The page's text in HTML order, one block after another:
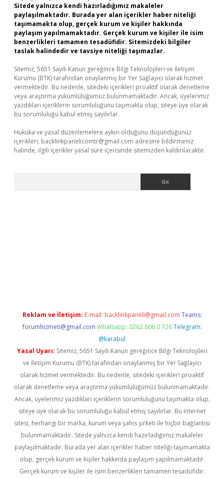
Sitede yalnızca kendi hazırladığımız makaleler
paylaşılmaktadır. Burada yer alan içerikler haber niteliği
taşımamakta olup, gerçek kurum ve kişiler hakkında
paylaşım yapılmamaktadır. Gerçek kurum ve kişiler ile isim
benzerlikleri tamamen tesadüfidir. Sitemizdeki bilgiler
taslak halindedir ve tavsiye niteliği taşımazlar.
Sitemiz, 5651 Sayılı Kanun gereğince Bilgi Teknolojileri ve İletişim
Kurumu (BTK) tarafından onaylanmış bir Yer Sağlayıcı olarak hizmet
vermektedir. Bu nedenle, sitedeki içerikleri proaktif olarak denetleme
veya araştırma yükümlülüğümüz bulunmamaktadır. Ancak, üyelerimiz
yazdıkları içeriklerin sorumluluğunu taşımakta olup, siteye üye olarak
bu sorumluluğu kabul etmiş sayılırlar.
Hukuka ve yasal düzenlemelere aykırı olduğunu düşündüğünüz
içerikleri, backlinkpanelicomtr@gmail.com adresine bildirmeniz
halinde, ilgili içerikler yasal süre içerisinde sitemizden kaldırılacaktır.
Reklam ve İletişim: E-mail: backlinkpaneli@gmail.com Teams:
forumhizmeti@gmail.com Whatsapp: 0262 606 0 726 Telegram:
@karabul
Yasal Uyarı: Sitemiz, 5651 Sayılı Kanun gereğince Bilgi Teknolojileri
ve İletişim Kurumu (BTK) tarafından onaylanmış bir Yer Sağlayıcı
olarak hizmet vermektedir. Bu nedenle, sitedeki içerikleri proaktif
olarak denetleme veya araştırma yükümlülüğümüz bulunmamaktadır.
Ancak, üyelerimiz yazdıkları içeriklerin sorumluluğunu taşımakta olup,
siteye üye olarak bu sorumluluğu kabul etmiş sayılırlar. Bu internet
sitesi, herhangi bir marka, kurum veya şahıs şirketi ile hiçbir bağlantısı
bulunmamaktadır. Sitede yalnızca kendi hazırladığımız makaleler
paylaşılmaktadır. Burada yer alan içerikler haber niteliği taşımamakta
olup, gerçek kurum ve kişiler hakkında paylaşım yapılmamaktadır.
Gerçek kurum ve kişiler ile isim benzerlikleri tamamen tesadüfidir.